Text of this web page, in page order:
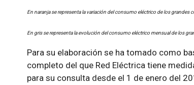
En naranja se representa la variación del consumo eléctrico de los
En gris se representa la evolución del consumo eléctrico mensual de los
Para su elaboración se ha tomado como
completo del que Red Eléctrica tiene
para su consulta desde el 1 de enero del